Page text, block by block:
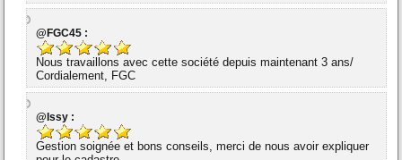
@FGC45 :
Nous travaillons avec cette société depuis maintenant 3 ans/
Cordialement, FGC
@Issy :
Gestion soignée et bons conseils, merci de nous avoir expliquer